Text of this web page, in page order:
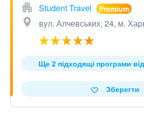
Student Travel
вул. Алчевських, 24, м.
Ще 2 підходящі програми від
Зберегти